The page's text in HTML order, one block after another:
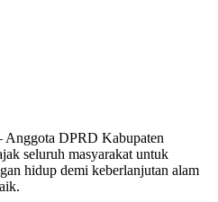
DPRD Kabupaten
seluruh masyarakat untuk
hidup demi keberlanjutan alam